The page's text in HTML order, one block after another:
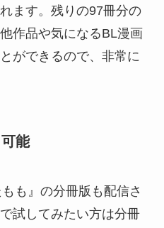
ます。残りの97冊分の
作品や気になるBL漫画
ができるので、非常に
能
も』の分冊版も配信さ
試してみたい方は分冊